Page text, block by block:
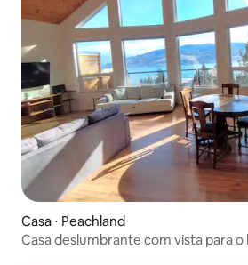
Casa ⋅ Peachland
Casa deslumbrante com vista para o